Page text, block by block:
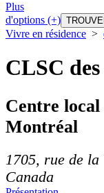
Plus
d'options (+)
Vivre en résidence >
CLSC
Centre local
Montréal
1705, rue de la
Canada